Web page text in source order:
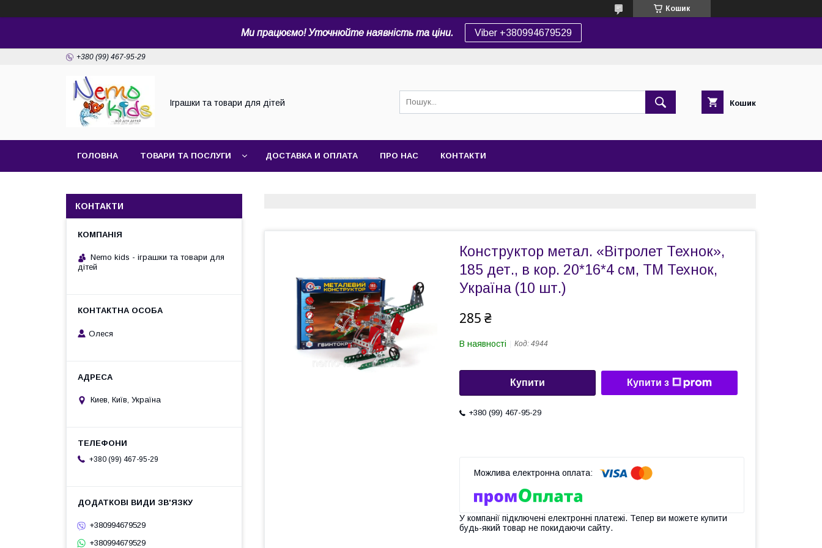
Кошик
Ми працюємо! Уточнюйте наявність та ціни. Viber +380994679529
+380 (99) 467-95-29
Іграшки та товари для дітей Кошик
ГОЛОВНА ТОВАРИ ТА ПОСЛУГИ ДОСТАВКА И ОПЛАТА ПРО НАС КОНТАКТИ
Конструктор метал. «Вітролет Технок»,
185 дет., в кор. 20*16*4 см, ТМ Технок,
Україна (10 шт.)
285 ₴
В наявності Код: 4944
Купити Купити з
+380 (99) 467-95-29
У компанії підключені електронні платежі. Тепер ви можете купити
будь-який товар не покидаючи сайту.
КОНТАКТИ
Nemo kids - іграшки та товари для
дітей
Олеся
Киев, Київ, Україна
+380 (99) 467-95-29
+380994679529
+380994679529